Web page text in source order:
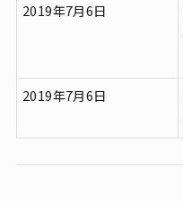
2019年7月6日
2019年7月6日